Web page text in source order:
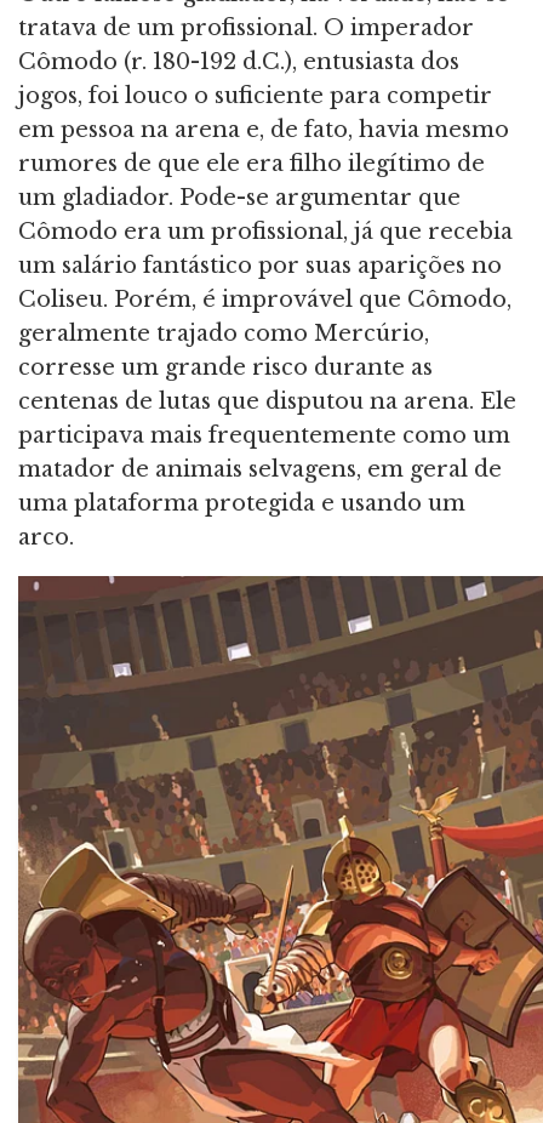
tratava de um profissional. O imperador
Cômodo (r. 180-192 d.C.), entusiasta dos
jogos, foi louco o suficiente para competir
em pessoa na arena e, de fato, havia mesmo
rumores de que ele era filho ilegítimo de
um gladiador. Pode-se argumentar que
Cômodo era um profissional, já que recebia
um salário fantástico por suas aparições no
Coliseu. Porém, é improvável que Cômodo,
geralmente trajado como Mercúrio,
corresse um grande risco durante as
centenas de lutas que disputou na arena. Ele
participava mais frequentemente como um
matador de animais selvagens, em geral de
uma plataforma protegida e usando um
arco.